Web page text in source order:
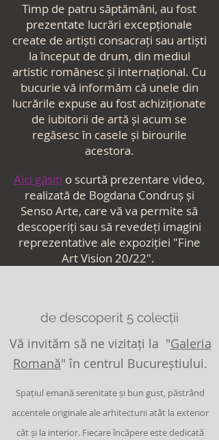
Timp de patru săptămâni, au fost
prezentate lucrări excepționale
create de artiști consacrați sau artiști
la început de drum, din mediul
artistic românesc și internațional. Cu
bucurie vă informăm că unele din
lucrările expuse au fost achiziționate
de iubitorii de artă și acum se
regăsesc în casele și birourile
acestora.
Aici găsiți o scurtă prezentare video,
realizată de Bogdana Condruș și
Senso Arte, care vă va permite să
descoperiți sau să revedeți imagini
reprezentative ale expoziției "Fine
Art Vision 20/22".
de descoperit 5 colecții
Vă invităm să ne vizitați la "Galeria
Romană"în centrul Bucureștiului.
Spațiul emană serenitate și bun gust, păstrând
accentele originale ale arhitecturii atât la exterior
cât și la interior. Fiecare încăpere este dedicată